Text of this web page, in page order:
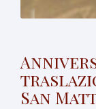
San